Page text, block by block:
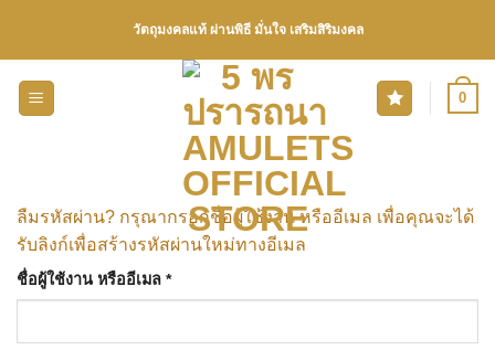
วัตถุมงคลแท้ ผ่านพิธี มั่นใจ เสริมสิริมงคล
0
ลืมรหัสผ่าน? กรุณากรอกชื่อผู้ใช้งาน หรืออีเมล เพื่อคุณจะได้
รับลิงก์เพื่อสร้างรหัสผ่านใหม่ทางอีเมล
ชื่อผู้ใช้งาน หรืออีเมล *ต้องการ